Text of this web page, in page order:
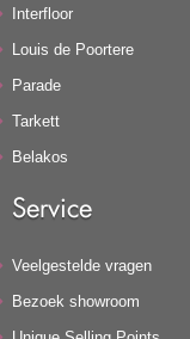
Interfloor
Louis de Poortere
Parade
Tarkett
Belakos
Service
Veelgestelde vragen
Bezoek showroom